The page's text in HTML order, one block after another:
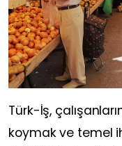
Türk-İş,
koymak ve temel